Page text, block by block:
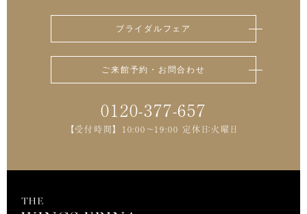
ブライダルフェア
ご来館予約・お問合わせ
0120-377-657
【受付時間】 10:00～19:00 定休日：火曜日